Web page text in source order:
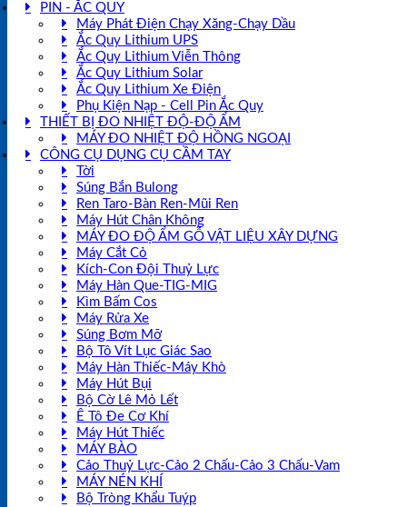
PIN - ẮC QUY
Máy Phát Điện Chạy Xăng-Chạy Dầu
Ắc Quy Lithium UPS
Ắc Quy Lithium Viễn Thông
Ắc Quy Lithium Solar
Ắc Quy Lithium Xe Điện
Phụ Kiện Nạp - Cell Pin Ắc Quy
THIẾT BỊ ĐO NHIỆT ĐỘ-ĐỘ ẨM
MÁY ĐO NHIỆT ĐỘ HỒNG NGOẠI
CÔNG CỤ DỤNG CỤ CẦM TAY
Tời
Súng Bắn Bulong
Ren Taro-Bàn Ren-Mũi Ren
Máy Hút Chân Không
MÁY ĐO ĐỘ ẨM GỖ VẬT LIỆU XÂY DỰNG
Máy Cắt Cỏ
Kích-Con Đội Thuỷ Lực
Máy Hàn Que-TIG-MIG
Kìm Bấm Cos
Máy Rửa Xe
Súng Bơm Mỡ
Bộ Tô Vít Lục Giác Sao
Máy Hàn Thiếc-Máy Khò
Máy Hút Bụi
Bộ Cờ Lê Mỏ Lết
Ê Tô Đe Cơ Khí
Máy Hút Thiếc
MÁY BÀO
Cảo Thuỷ Lực-Cảo 2 Chấu-Cảo 3 Chấu-Vam
MÁY NÉN KHÍ
Bộ Tròng Khẩu Tuýp